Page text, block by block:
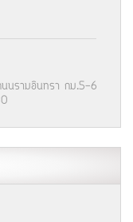
นนรามอินทรา กม.5-6